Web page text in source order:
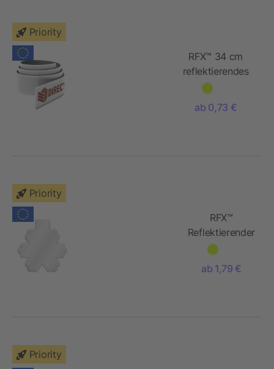
Priority
RFX™ 34 cm
reflektierendes
TPU
ab 0,73 €
Priority
RFX™
Reflektierender
TPU-Magnet
ab 1,79 €
Priority